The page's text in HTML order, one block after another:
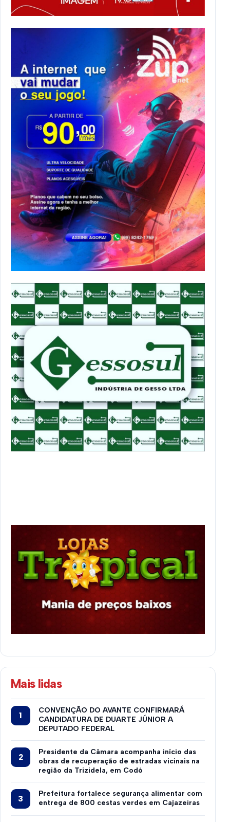
Mais lidas
CONVENÇÃO DO AVANTE CONFIRMARÁ
CANDIDATURA DE DUARTE JÚNIOR A
DEPUTADO FEDERAL
Presidente da Câmara acompanha início das
obras de recuperação de estradas vicinais na
região da Trizidela, em Codó
Prefeitura fortalece segurança alimentar com
entrega de 800 cestas verdes em Cajazeiras